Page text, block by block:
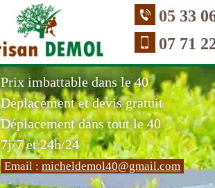
05 33
07 71
Prix imbattable dans le 40
Déplacement et devis gratuit
Déplacement dans tout le 40
7j/7 et 24h/24
Email : micheldemol40@gmail.com